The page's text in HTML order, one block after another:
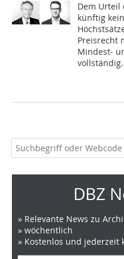
Dem Urteil
künftig
Preisrecht
Mindest-
DBZ
» Relevante News zu
» wöchentlich
» Kostenlos und jederzeit